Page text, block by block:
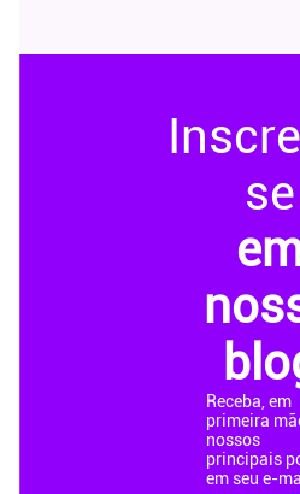
se
Receba, em
primeira
nossos
principais
em seu e-